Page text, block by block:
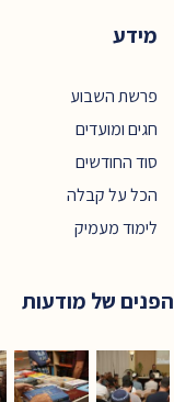
מידע
פרשת השבוע
חגים ומועדים
סוד החודשים
הכל על קבלה
לימוד מעמיק
הפנים של מודעות